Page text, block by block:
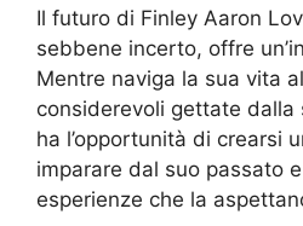
Il futuro di Finley Aaron
sebbene incerto, offre
Mentre naviga la sua vita
considerevoli gettate dalla
ha l’opportunità di crearsi
imparare dal suo passato
esperienze che la